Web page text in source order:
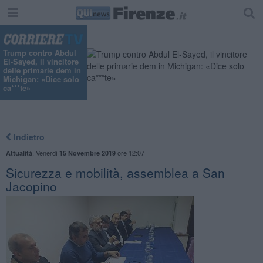
Trump contro Abdul
El-Sayed, il vincitore
delle primarie dem in
Michigan: «Dice solo
ca***te»
Indietro
Attualità Venerdì 15 Novembre 2019ore 12:07
Sicurezza e mobilità, assemblea a San
Jacopino